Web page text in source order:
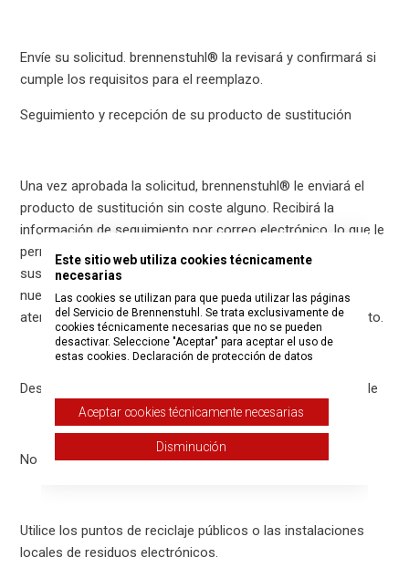
Envíe su solicitud. brennenstuhl® la revisará y confirmará si
cumple los requisitos para el reemplazo.
Seguimiento y recepción de su producto de sustitución
Una vez aprobada la solicitud, brennenstuhl® le enviará el
producto de sustitución sin coste alguno. Recibirá la
información de seguimiento por correo electrónico, lo que le
permitirá conocer con claridad el estado del envío. Las
sustituciones se tramitan con rapidez, lo que refuerza
nuestro compromiso de ofrecer un servicio fiable y una
atención al cliente durante todo el ciclo de vida del producto.
Deseche los productos defectuosos de forma responsable
No devuelva el artículo defectuoso a brennenstuhl®.
Utilice los puntos de reciclaje públicos o las instalaciones
locales de residuos electrónicos.
Este sitio web utiliza cookies técnicamente
necesarias
Las cookies se utilizan para que pueda utilizar las páginas
del Servicio de Brennenstuhl. Se trata exclusivamente de
cookies técnicamente necesarias que no se pueden
desactivar. Seleccione "Aceptar" para aceptar el uso de
estas cookies. Declaración de protección de datos
Aceptar cookies técnicamente necesarias
Disminución